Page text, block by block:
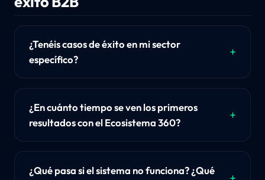
¿Tenéis casos de éxito en mi sector
específico?
¿En cuánto tiempo se ven los primeros
resultados con el Ecosistema 360?
¿Qué pasa si el sistema no funciona? ¿Qué